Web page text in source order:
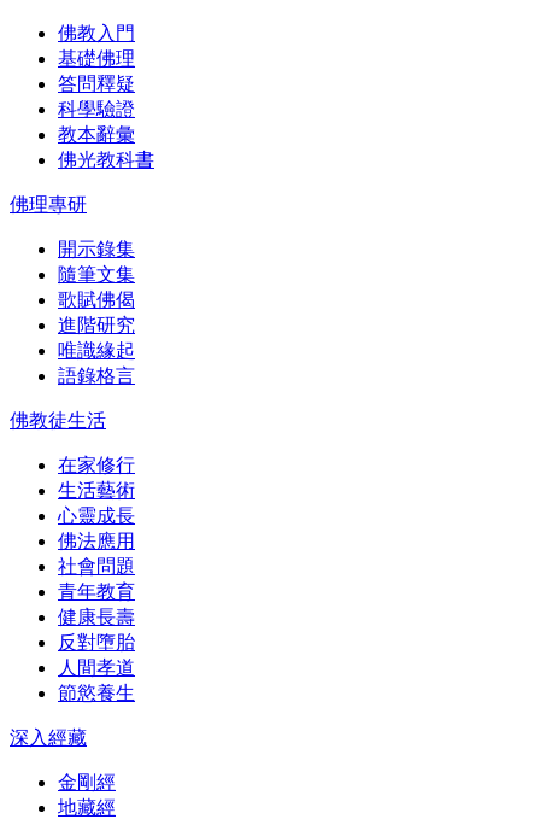
佛教入門
基礎佛理
答問釋疑
科學驗證
教本辭彙
佛光教科書
佛理專研
開示錄集
隨筆文集
歌賦佛偈
進階研究
唯識緣起
語錄格言
佛教徒生活
在家修行
生活藝術
心靈成長
佛法應用
社會問題
青年教育
健康長壽
反對墮胎
人間孝道
節慾養生
深入經藏
金剛經
地藏經